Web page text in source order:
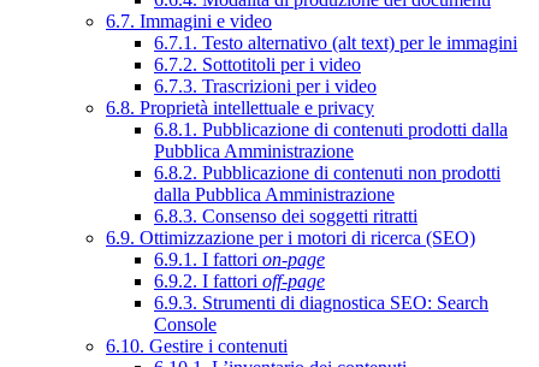
6.7. Immagini e video
6.7.1. Testo alternativo (alt text) per le immagini
6.7.2. Sottotitoli per i video
6.7.3. Trascrizioni per i video
6.8. Proprietà intellettuale e privacy
6.8.1. Pubblicazione di contenuti prodotti dalla
Pubblica Amministrazione
6.8.2. Pubblicazione di contenuti non prodotti
dalla Pubblica Amministrazione
6.8.3. Consenso dei soggetti ritratti
6.9. Ottimizzazione per i motori di ricerca (SEO)
6.9.1. I fattori on-page
6.9.2. I fattori off-page
6.9.3. Strumenti di diagnostica SEO: Search
Console
6.10. Gestire i contenuti